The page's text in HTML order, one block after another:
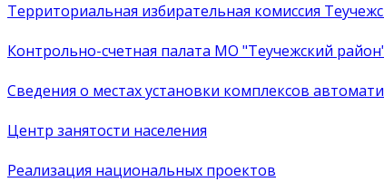
Территориальная избирательная комиссия
Контрольно-счетная палата МО "Теучежский
Сведения о местах установки комплексов
Центр занятости населения
Реализация национальных проектов